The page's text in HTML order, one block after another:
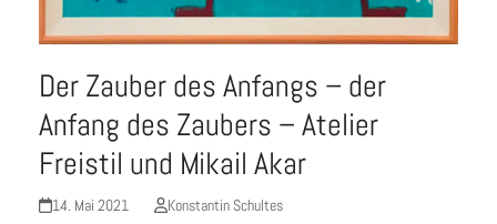
Der Zauber des Anfangs – der
Anfang des Zaubers – Atelier
Freistil und Mikail Akar
14. Mai 2021 Konstantin Schultes